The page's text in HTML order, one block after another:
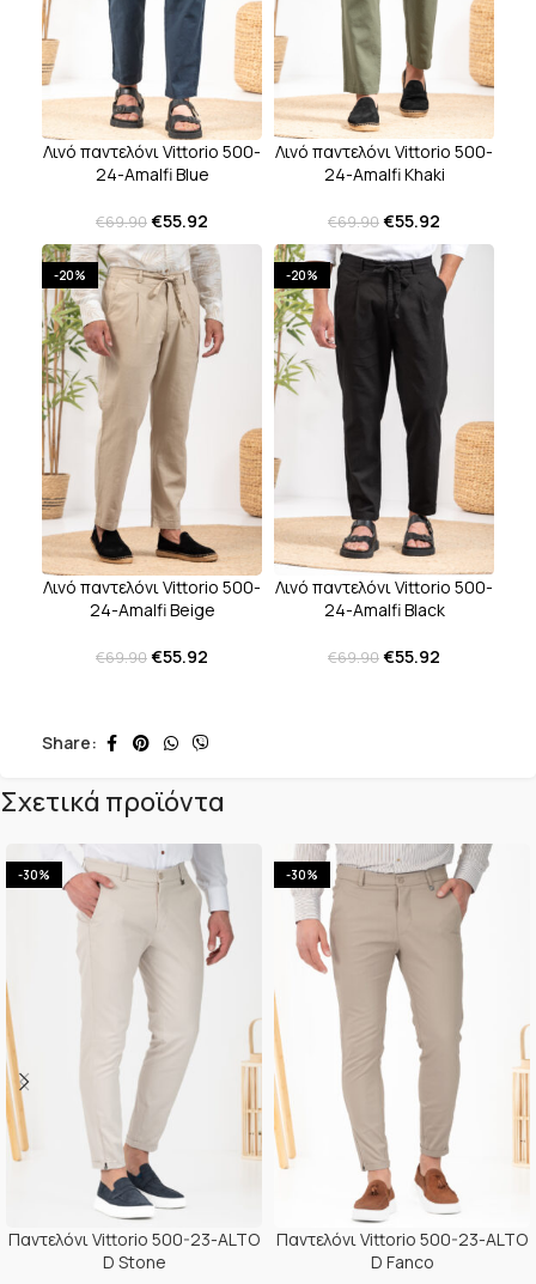
Λινό παντελόνι Vittorio 500-
24-Amalfi Blue
€69.90€55.92
Λινό παντελόνι Vittorio 500-
24-Amalfi Khaki
€69.90€55.92
-20%
Λινό παντελόνι Vittorio 500-
24-Amalfi Beige
€69.90€55.92
-20%
Λινό παντελόνι Vittorio 500-
24-Amalfi Black
€69.90€55.92
Share:
Σχετικά προϊόντα
-30%
Παντελόνι Vittorio 500-23-ALTO
D Stone
-30%
Παντελόνι Vittorio 500-23-ALTO
D Fanco